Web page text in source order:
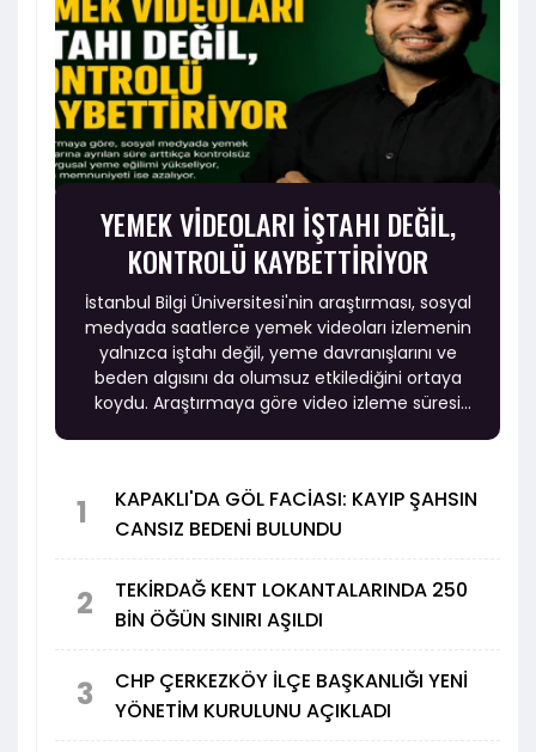
YEMEK VİDEOLARI İŞTAHI DEĞİL,
KONTROLÜ KAYBETTİRİYOR
İstanbul Bilgi Üniversitesi'nin araştırması, sosyal
medyada saatlerce yemek videoları izlemenin
yalnızca iştahı değil, yeme davranışlarını ve
beden algısını da olumsuz etkilediğini ortaya
koydu. Araştırmaya göre video izleme süresi
1
KAPAKLI'DA GÖL FACİASI: KAYIP ŞAHSIN
CANSIZ BEDENİ BULUNDU
2
TEKİRDAĞ KENT LOKANTALARINDA 250
BİN ÖĞÜN SINIRI AŞILDI
3
CHP ÇERKEZKÖY İLÇE BAŞKANLIĞI YENİ
YÖNETİM KURULUNU AÇIKLADI